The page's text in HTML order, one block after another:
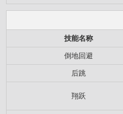
技能名称
倒地回避
后跳
翔跃